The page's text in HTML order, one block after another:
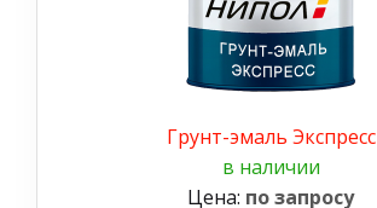
Грунт-эмаль Экспресс
в наличии
Цена: по запросу